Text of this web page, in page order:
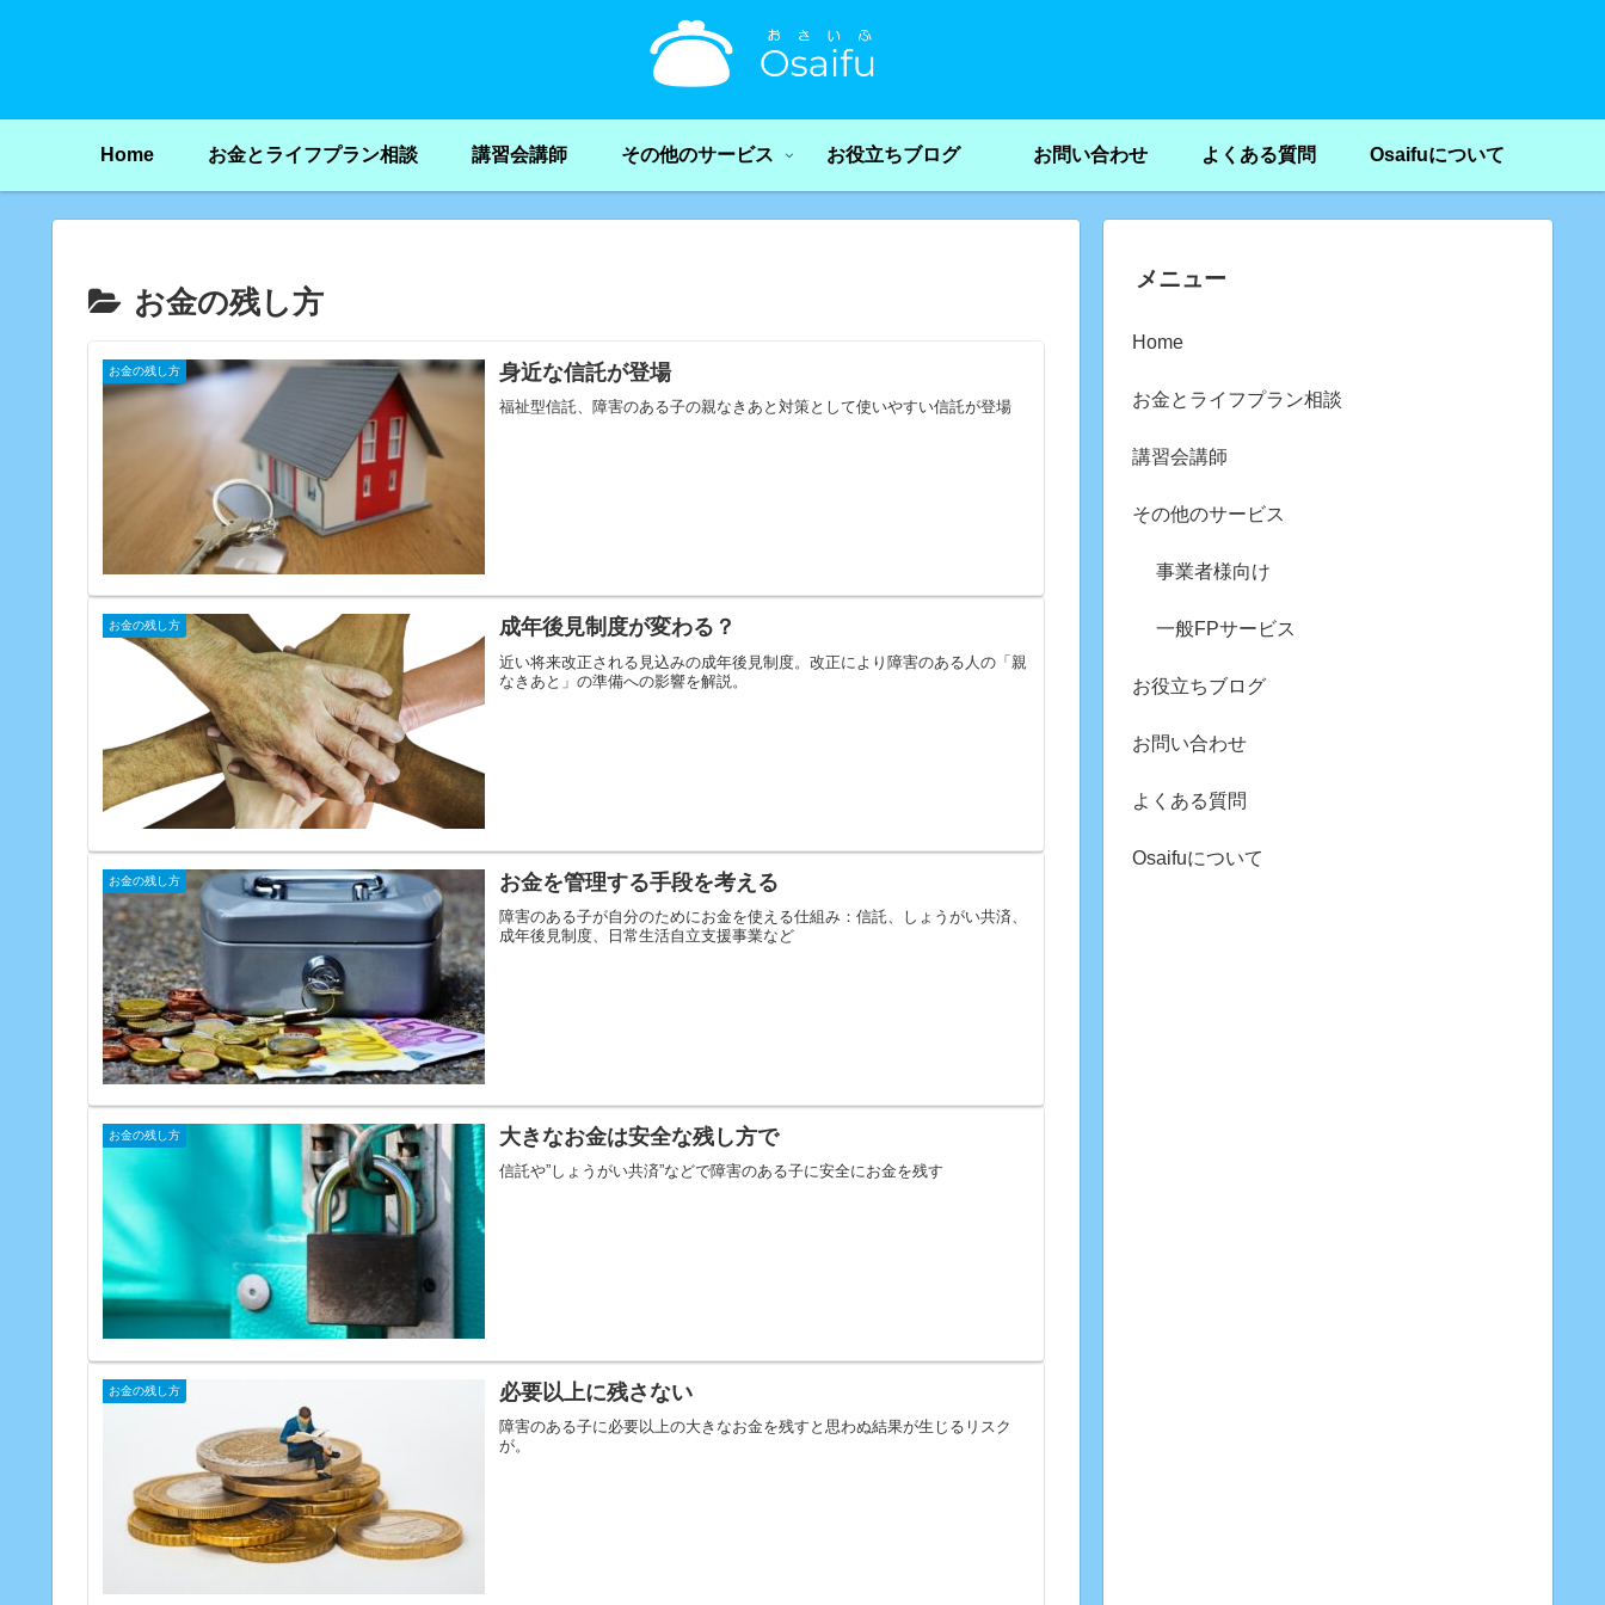
Home お金とライフプラン相談 講習会講師 その他のサービス お役立ちブログ お問い合わせ よくある質問 Osaifuについて
お金の残し方
お金の残し方 身近な信託が登場
福祉型信託、障害のある子の親なきあと対策として使いやすい信託が登場
お金の残し方 成年後見制度が変わる？
近い将来改正される見込みの成年後見制度。改正により障害のある人の「親
なきあと」の準備への影響を解説。
お金の残し方 お金を管理する手段を考える
障害のある子が自分のためにお金を使える仕組み：信託、しょうがい共済、
成年後見制度、日常生活自立支援事業など
お金の残し方 大きなお金は安全な残し方で
信託や”しょうがい共済”などで障害のある子に安全にお金を残す
お金の残し方 必要以上に残さない
障害のある子に必要以上の大きなお金を残すと思わぬ結果が生じるリスク
が。
メニュー
Home
お金とライフプラン相談
講習会講師
その他のサービス
事業者様向け
一般FPサービス
お役立ちブログ
お問い合わせ
よくある質問
Osaifuについて